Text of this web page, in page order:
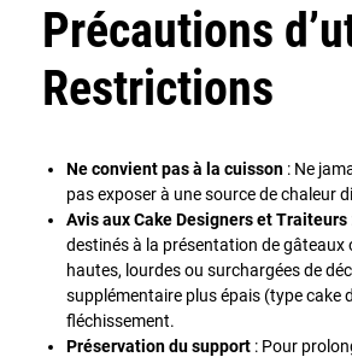
Précautions
Restrictions
Ne convient pas à la cuisson : Ne
pas exposer à une source de chaleur
Avis aux Cake Designers et Traiteurs
destinés à la présentation de
hautes, lourdes ou surchargées de
supplémentaire plus épais (type cake
fléchissement.
Préservation du support : Pour